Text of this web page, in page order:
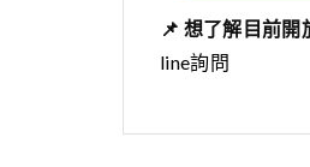
📌 想了解目前
line詢問